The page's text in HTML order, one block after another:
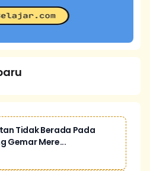
Tidak Berada Pada
Gemar Mere...